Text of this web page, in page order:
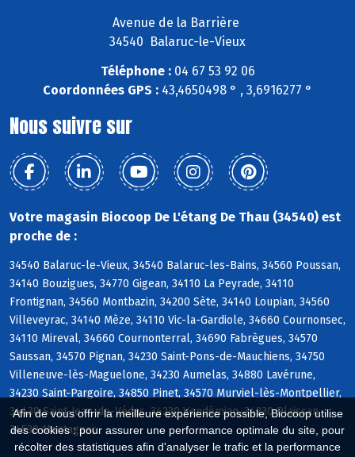
Afin de vous offrir la meilleure expérience possible, Biocoop utilise
des cookies : pour assurer une performance optimale du site, pour
récolter des statistiques afin d'analyser le trafic et la performance
Avenue de la Barrière
34540 Balaruc-le-Vieux
Téléphone :04 67 53 92 06
Coordonnées GPS : 43,4650498 ° , 3,6916277 °
Nous suivre sur
Votre magasin Biocoop De L'étang De Thau (34540) est
proche de :
34540 Balaruc-le-Vieux, 34540 Balaruc-les-Bains, 34560 Poussan,
34140 Bouzigues, 34770 Gigean, 34110 La Peyrade, 34110
Frontignan, 34560 Montbazin, 34200 Sète, 34140 Loupian, 34560
Villeveyrac, 34140 Mèze, 34110 Vic-la-Gardiole, 34660 Cournonsec,
34110 Mireval, 34660 Cournonterral, 34690 Fabrègues, 34570
Saussan, 34570 Pignan, 34230 Saint-Pons-de-Mauchiens, 34750
Villeneuve-lès-Maguelone, 34230 Aumelas, 34880 Lavérune,
34230 Saint-Pargoire, 34850 Pinet, 34570 Murviel-lès-Montpellier,
34430 Saint-Jean-de-Védas, 34230 Vendémian, 34230 Plaissan,
34530 Montagnac